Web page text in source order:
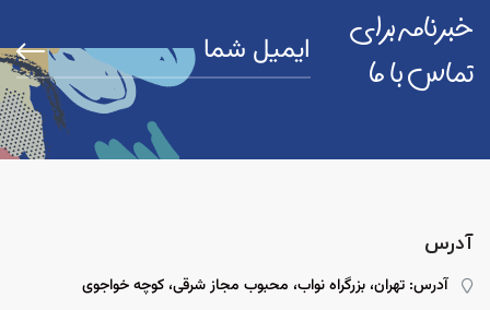
خبرنامه برای
تماس با ما
آدرس
آدرس: تهران، بزرگراه نواب، محبوب مجاز شرقی، کوچه خواجوی